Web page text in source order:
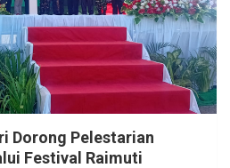
Dorong Pelestarian
Festival Raimuti